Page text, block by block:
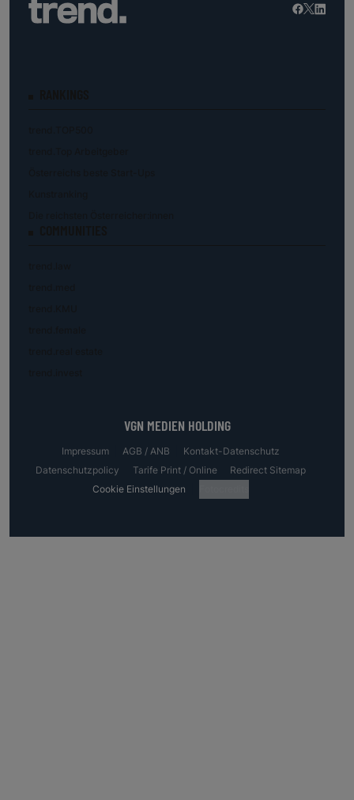
VGN MEDIEN HOLDING
Impressum AGB / ANB
Kontakt-Datenschutz
Datenschutzpolicy
Tarife Print / Online
Redirect Sitemap
Cookie Einstellungen